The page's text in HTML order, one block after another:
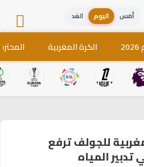
أمس اليوم الغد
الكرة المغربية
للجولف ترفع
المياه